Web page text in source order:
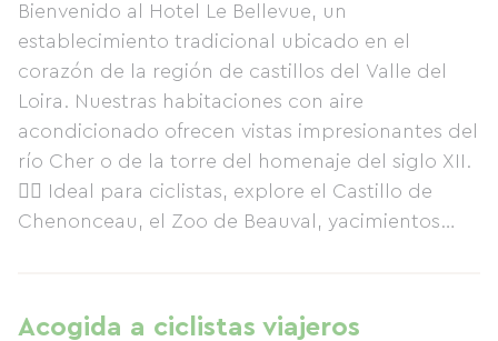
Bienvenido al Hotel Le Bellevue, un
establecimiento tradicional ubicado en el
corazón de la región de castillos del Valle del
Loira. Nuestras habitaciones con aire
acondicionado ofrecen vistas impresionantes del
río Cher o de la torre del homenaje del siglo XII.
🚴‍♂️ Ideal para ciclistas, explore el Castillo de
Chenonceau, el Zoo de Beauval, yacimientos
(Sauvignon Blanc, Gamay, Côt, etc.), disfrute de
Acogida a ciclistas viajeros